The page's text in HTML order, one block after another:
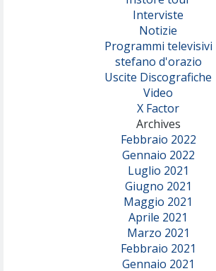
Interviste
Notizie
Programmi televisivi
stefano d'orazio
Uscite Discografiche
Video
X Factor
Archives
Febbraio 2022
Gennaio 2022
Luglio 2021
Giugno 2021
Maggio 2021
Aprile 2021
Marzo 2021
Febbraio 2021
Gennaio 2021